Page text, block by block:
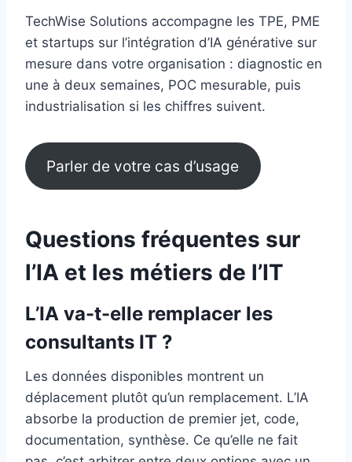
TechWise Solutions accompagne les TPE, PME
et startups sur l’intégration d’IA générative sur
mesure dans votre organisation : diagnostic en
une à deux semaines, POC mesurable, puis
industrialisation si les chiffres suivent.
Parler de votre cas d’usage
Questions fréquentes sur
l’IA et les métiers de l’IT
L’IA va-t-elle remplacer les
consultants IT ?
Les données disponibles montrent un
déplacement plutôt qu’un remplacement. L’IA
absorbe la production de premier jet, code,
documentation, synthèse. Ce qu’elle ne fait